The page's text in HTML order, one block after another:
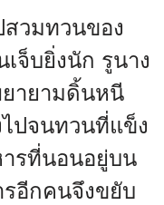
วมทวนของ
จ็บยิ่งนัก รูนาง
ยายามดิ้นหนี
ปจนทวนที่แข็ง
ารที่นอนอยู่บน
อีกคนจึงขยับ